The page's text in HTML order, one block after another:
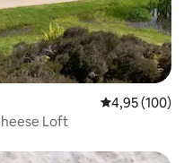
4,95 av 5 i
4,95 (100)
Loft